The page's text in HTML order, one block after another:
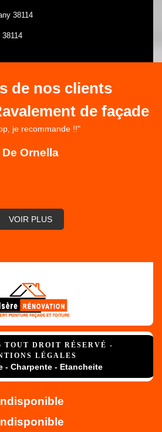
38114
de nos clients
de façade
je recommande !!"
De Ornella
VOIR PLUS
TOUT DROIT RÉSERVÉ -
LÉGALES
- Charpente - Etancheite